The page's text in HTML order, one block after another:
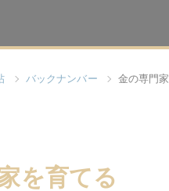
バックナンバー 金の専門
を育てる